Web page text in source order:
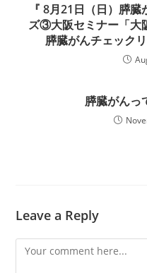
『 8月21日（日）膵
ズ③大阪セミナー「大
膵臓がんチェック
膵臓がんっ
Leave a Reply
Comment